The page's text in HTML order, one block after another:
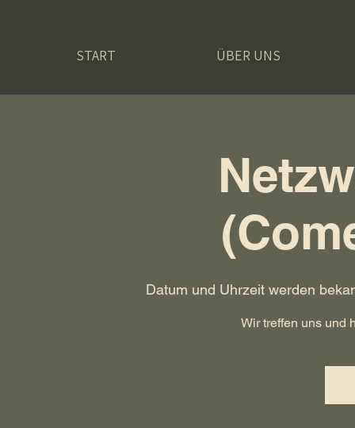
START ÜBER UNS
Datum und Uhrzeit werden
Wir treffen uns und